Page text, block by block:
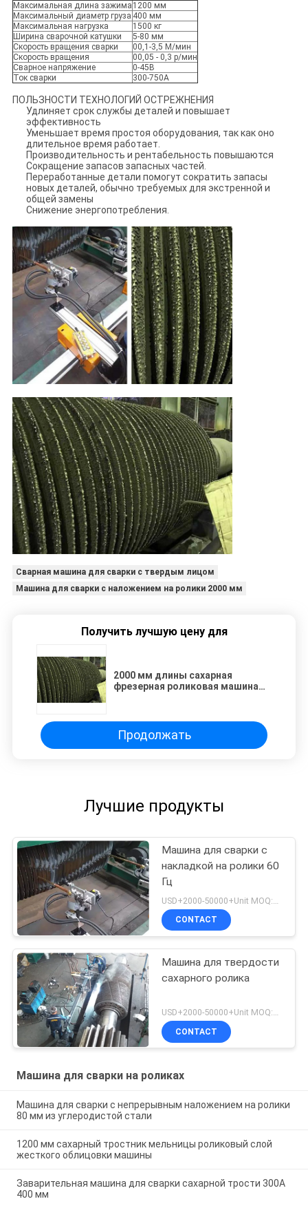
Максимальная длина зажима 1200 мм
Максимальный диаметр груза 400 мм
Максимальная нагрузка
1500 кг
Ширина сварочной катушки
5-80 мм
Скорость вращения сварки
00,1-3,5 М/мин
Скорость вращения
00,05 - 0,3 р/мин
Сварное напряжение
0-45В
Ток сварки
300-750А
ПОЛЬЗНОСТИ ТЕХНОЛОГИЙ ОСТРЕЖНЕНИЯ
Удлиняет срок службы деталей и повышает
эффективность
Уменьшает время простоя оборудования, так как оно
длительное время работает.
Производительность и рентабельность повышаются
Сокращение запасов запасных частей.
Переработанные детали помогут сократить запасы
новых деталей, обычно требуемых для экстренной и
общей замены
Снижение энергопотребления.
Сварная машина для сварки с твердым лицом
Машина для сварки с наложением на ролики 2000 мм
Получить лучшую цену для
2000 мм длины сахарная
фрезерная роликовая машина
Продолжать
Лучшие продукты
Машина для сварки с
накладкой на ролики 60
Гц
CONTACT
Машина для твердости
сахарного ролика
USD+2000-50000+Unit MOQ:1 единица
CONTACT
Машина для сварки на роликах
Машина для сварки с непрерывным наложением на ролики
80 мм из углеродистой стали
1200 мм сахарный тростник мельницы роликовый слой
жесткого облицовки машины
Заварительная машина для сварки сахарной трости 300A
400 мм